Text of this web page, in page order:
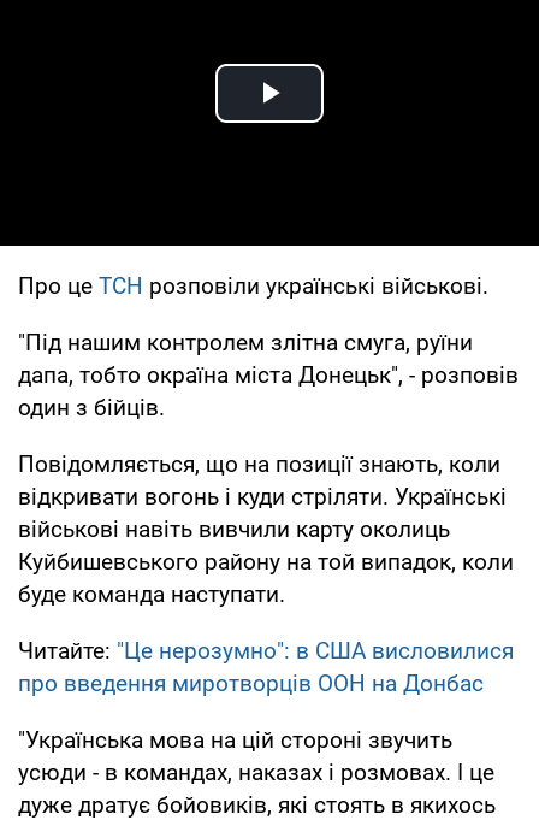
Play Video
Про це ТСН розповіли українські військові.
"Під нашим контролем злітна смуга, руїни
дапа, тобто окраїна міста Донецьк", - розповів
один з бійців.
Повідомляється, що на позиції знають, коли
відкривати вогонь і куди стріляти. Українські
військові навіть вивчили карту околиць
Куйбишевського району на той випадок, коли
буде команда наступати.
Читайте: "Це нерозумно": в США висловилися
про введення миротворців ООН на Донбас
"Українська мова на цій стороні звучить
усюди - в командах, наказах і розмовах. І це
дуже дратує бойовиків, які стоять в якихось